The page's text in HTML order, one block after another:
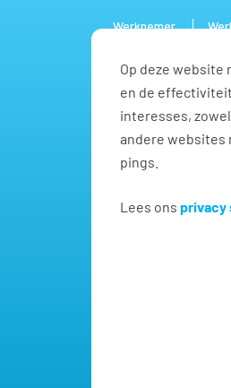
Op deze
en de
interesses,
andere websites
pings.
Lees ons privacy
Werknemer
Vind hier dé perfecte